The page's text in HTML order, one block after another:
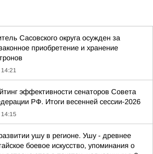
Сасовского округа осужден за
приобретение и хранение
14:21
эффективности сенаторов Совета
РФ. Итоги весенней сессии-2026
14:15
ушу в регионе. Ушу - древнее
боевое искусство, упоминания о